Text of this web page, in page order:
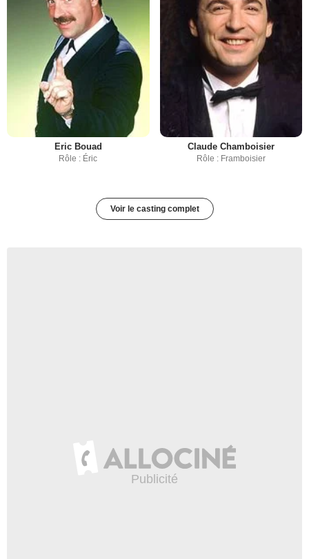
Eric Bouad
Rôle : Éric
Claude Chamboisier
Rôle : Framboisier
Voir le casting complet